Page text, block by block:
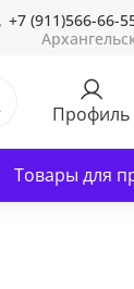
+7 (911)566-66-
Профиль
Товары для